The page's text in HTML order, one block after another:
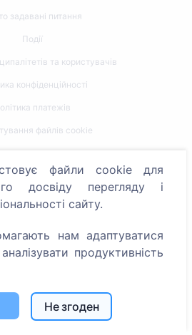
задавані питання
Події
та користувачів
конфіденційності
платежів
файлів cookie
померлих
кладовищ
Послуги
LV40103618951
файли cookie для
досвіду перегляду і
сайту.
нам адаптуватися
продуктивність
Не згоден